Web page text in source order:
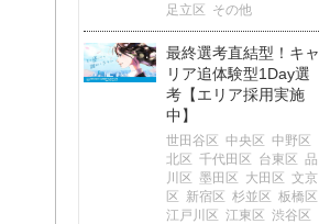
足立区 その他
最終選考直結型！キャ
リア追体験型1Day選
考【エリア採用実施
中】
世田谷区 中央区 中野区
北区 千代田区 台東区 品
川区 墨田区 大田区 文京
区 新宿区 杉並区 板橋区
江戸川区 江東区 渋谷区